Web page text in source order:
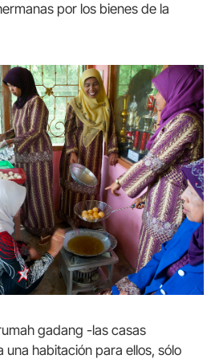
por los bienes de la
gadang -las casas
una habitación para ellos, sólo